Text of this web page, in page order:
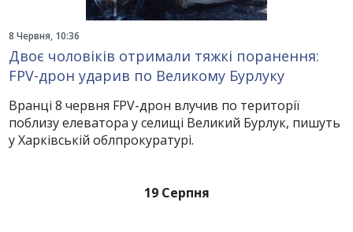
8 Червня, 10:36
Двоє чоловіків отримали тяжкі поранення:
FPV-дрон ударив по Великому Бурлуку
Вранці 8 червня FPV-дрон влучив по території
поблизу елеватора у селищі Великий Бурлук, пишуть
у Харківській облпрокуратурі.
19 Серпня